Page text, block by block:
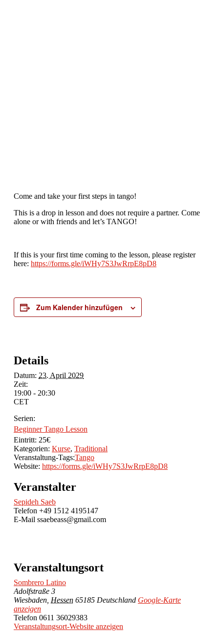
Come and take your first steps in tango!
This is a drop in lesson and does not require a partner. Come
alone or with friends and let’s TANGO!
If this is your first time coming to the lesson, please register
here: https://forms.gle/iWHy7S3JwRrpE8pD8
Zum Kalender hinzufügen
Details
Datum: 23. April 2029
Zeit:
19:00 - 20:30
CET
Serien:
Beginner Tango Lesson
Eintritt: 25€
Kategorien: Kurse, Traditional
Veranstaltung-Tags:Tango
Website: https://forms.gle/iWHy7S3JwRrpE8pD8
Veranstalter
Sepideh Saeb
Telefon +49 1512 4195147
E-Mail ssaebeass@gmail.com
Veranstaltungsort
Sombrero Latino
Adolfstraße 3
Wiesbaden Hessen 65185 Deutschland Google-Karte
anzeigen
Telefon 0611 36029383
Veranstaltungsort-Website anzeigen